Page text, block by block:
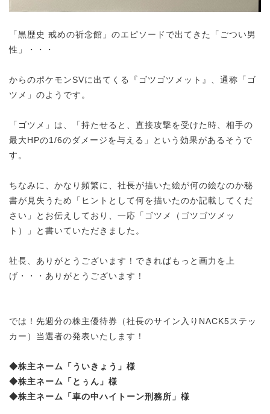
「黒歴史 戒めの祈念館」のエピソードで出てきた「ごつい男
性」・・・
からのポケモンSVに出てくる『ゴツゴツメット』、通称「ゴ
ツメ」 のようです。
「ゴツメ」は、「持たせると、直接攻撃を受けた時、相手の
最大HPの1/6のダメージを与える」という効果があるそうで
す。
ちなみに、かなり頻繁に、社長が描いた絵が何の絵なのか秘
書が見失うため「ヒントとして何を描いたのか記載してくだ
さい」とお伝えしており、一応「ゴツメ（ゴツゴツメッ
ト）」と書いていただきました。
社長、ありがとうございます！できればもっと画力を上
げ・・・ありがとうございます！
では！先週分の株主優待券（社長のサイン入りNACK5ステッ
カー）当選者の発表いたします！
◆株主ネーム「ういきょう」様
◆株主ネーム「とぅん」様
◆株主ネーム「車の中ハイトーン刑務所」様